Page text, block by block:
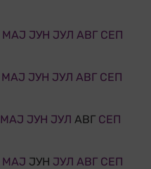
МАЈ ЈУН ЈУЛ АВГ СЕП
МАЈ ЈУН ЈУЛ АВГ СЕП
МАЈ ЈУН ЈУЛ АВГ СЕП
МАЈ ЈУН ЈУЛ АВГ СЕП